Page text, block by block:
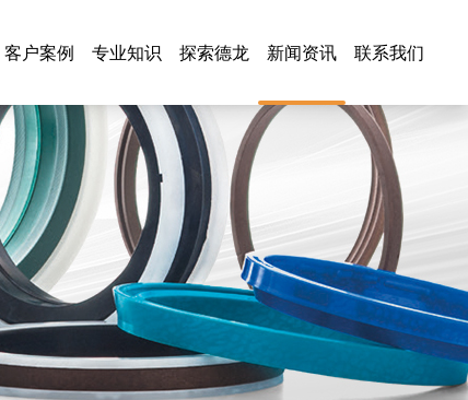
客户案例 专业知识 探索德龙 新闻资讯 联系我们